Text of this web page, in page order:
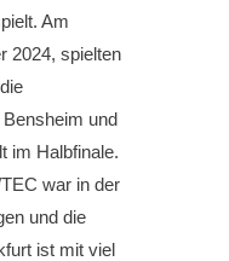
Am
2024, spielten
und
im Halbfinale.
war in der
und die
ist mit viel